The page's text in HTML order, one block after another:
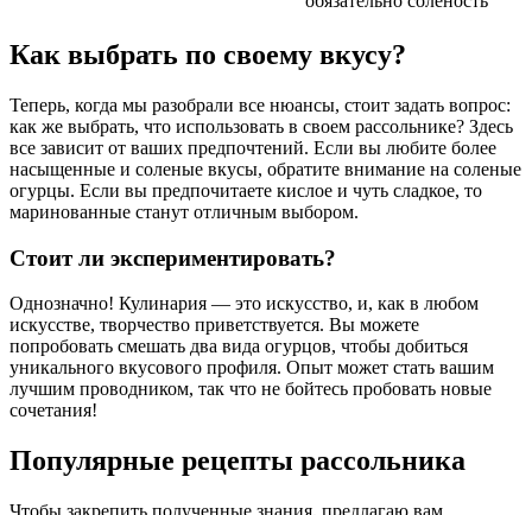
Как выбрать по своему вкусу?
Теперь, когда мы разобрали все нюансы, стоит задать вопрос:
как же выбрать, что использовать в своем рассольнике? Здесь
все зависит от ваших предпочтений. Если вы любите более
насыщенные и соленые вкусы, обратите внимание на соленые
огурцы. Если вы предпочитаете кислое и чуть сладкое, то
маринованные станут отличным выбором.
Стоит ли экспериментировать?
Однозначно! Кулинария — это искусство, и, как в любом
искусстве, творчество приветствуется. Вы можете
попробовать смешать два вида огурцов, чтобы добиться
уникального вкусового профиля. Опыт может стать вашим
лучшим проводником, так что не бойтесь пробовать новые
сочетания!
Популярные рецепты рассольника